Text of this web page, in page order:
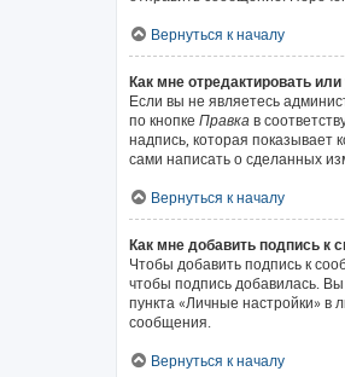
Вернуться к началу
Как мне отредактировать
Если вы не являетесь
по кнопке Правка в
надпись, которая показывает
сами написать о сделанных
Вернуться к началу
Как мне добавить подпись к
Чтобы добавить подпись к
чтобы подпись добавилась.
пункта «Личные настройки»
сообщения.
Вернуться к началу